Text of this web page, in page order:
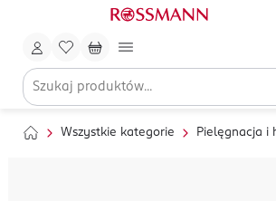
Wszystkie kategorie Pielęgnacja i